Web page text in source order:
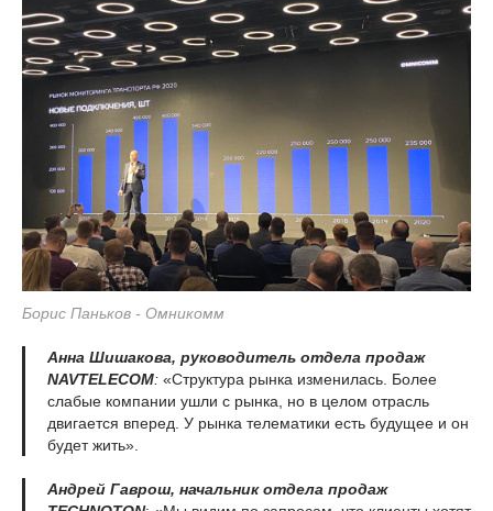
Борис Паньков - Омникомм
Анна Шишакова, руководитель отдела продаж
NAVTELECOM: «Структура рынка изменилась. Более
слабые компании ушли с рынка, но в целом отрасль
двигается вперед. У рынка телематики есть будущее и он
будет жить».
Андрей Гаврош, начальник отдела продаж